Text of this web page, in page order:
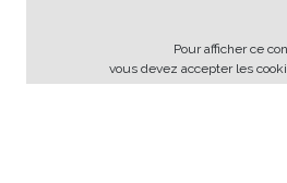
Pour afficher ce
vous devez accepter les